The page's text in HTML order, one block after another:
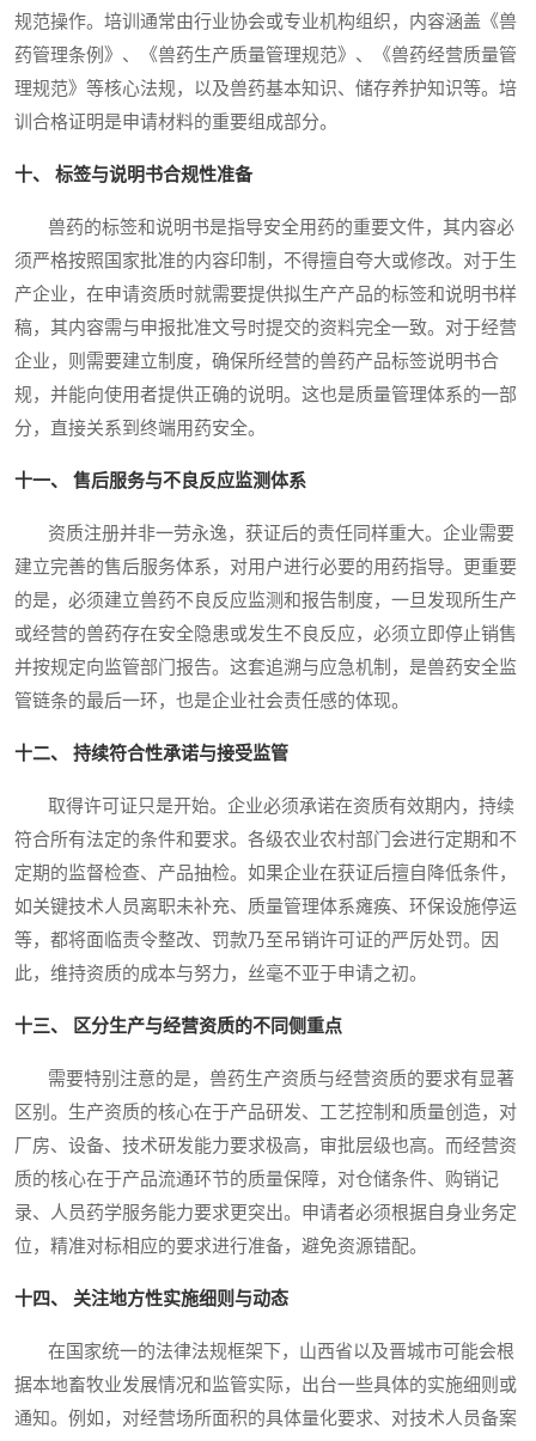
规范操作。培训通常由行业协会或专业机构组织，内容涵盖《兽
药管理条例》、《兽药生产质量管理规范》、《兽药经营质量管
理规范》等核心法规，以及兽药基本知识、储存养护知识等。培
训合格证明是申请材料的重要组成部分。
十、 标签与说明书合规性准备
兽药的标签和说明书是指导安全用药的重要文件，其内容必
须严格按照国家批准的内容印制，不得擅自夸大或修改。对于生
产企业，在申请资质时就需要提供拟生产产品的标签和说明书样
稿，其内容需与申报批准文号时提交的资料完全一致。对于经营
企业，则需要建立制度，确保所经营的兽药产品标签说明书合
规，并能向使用者提供正确的说明。这也是质量管理体系的一部
分，直接关系到终端用药安全。
十一、 售后服务与不良反应监测体系
资质注册并非一劳永逸，获证后的责任同样重大。企业需要
建立完善的售后服务体系，对用户进行必要的用药指导。更重要
的是，必须建立兽药不良反应监测和报告制度，一旦发现所生产
或经营的兽药存在安全隐患或发生不良反应，必须立即停止销售
并按规定向监管部门报告。这套追溯与应急机制，是兽药安全监
管链条的最后一环，也是企业社会责任感的体现。
十二、 持续符合性承诺与接受监管
取得许可证只是开始。企业必须承诺在资质有效期内，持续
符合所有法定的条件和要求。各级农业农村部门会进行定期和不
定期的监督检查、产品抽检。如果企业在获证后擅自降低条件，
如关键技术人员离职未补充、质量管理体系瘫痪、环保设施停运
等，都将面临责令整改、罚款乃至吊销许可证的严厉处罚。因
此，维持资质的成本与努力，丝毫不亚于申请之初。
十三、 区分生产与经营资质的不同侧重点
需要特别注意的是，兽药生产资质与经营资质的要求有显著
区别。生产资质的核心在于产品研发、工艺控制和质量创造，对
厂房、设备、技术研发能力要求极高，审批层级也高。而经营资
质的核心在于产品流通环节的质量保障，对仓储条件、购销记
录、人员药学服务能力要求更突出。申请者必须根据自身业务定
位，精准对标相应的要求进行准备，避免资源错配。
十四、 关注地方性实施细则与动态
在国家统一的法律法规框架下，山西省以及晋城市可能会根
据本地畜牧业发展情况和监管实际，出台一些具体的实施细则或
通知。例如，对经营场所面积的具体量化要求、对技术人员备案